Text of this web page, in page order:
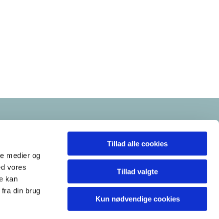
medier og
vores
kan
din brug
Tillad alle cookies
Tillad valgte
Kun nødvendige cookies